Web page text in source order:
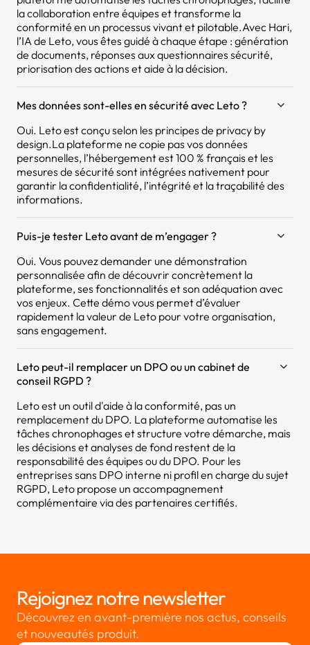
la collaboration entre équipes et transforme la
conformité en un processus vivant et pilotable.Avec Hari,
l’IA de Leto, vous êtes guidé à chaque étape : génération
de documents, réponses aux questionnaires sécurité,
priorisation des actions et aide à la décision.
Mes données sont-elles en sécurité avec Leto ?
Oui. Leto est conçu selon les principes de privacy by
design.La plateforme ne copie pas vos données
personnelles, l’hébergement est 100 % français et les
mesures de sécurité sont intégrées nativement pour
garantir la confidentialité, l’intégrité et la traçabilité des
informations.
Puis-je tester Leto avant de m’engager ?
Oui. Vous pouvez demander une démonstration
personnalisée afin de découvrir concrètement la
plateforme, ses fonctionnalités et son adéquation avec
vos enjeux. Cette démo vous permet d’évaluer
rapidement la valeur de Leto pour votre organisation,
sans engagement.
Leto peut-il remplacer un DPO ou un cabinet de
conseil RGPD ?
Leto est un outil d'aide à la conformité, pas un
remplacement du DPO. La plateforme automatise les
tâches chronophages et structure votre démarche, mais
les décisions et analyses de fond restent de la
responsabilité des équipes ou du DPO. Pour les
entreprises sans DPO interne ni profil en charge du sujet
RGPD, Leto propose un accompagnement
complémentaire via des partenaires certifiés.
Rejoignez notre newsletter
Découvrez en avant-première nos actus, conseils
et nouveautés produit.